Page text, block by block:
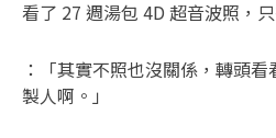
看了 27 週湯包 4D 超音波照，
：「其實不照也沒關係，轉頭
製人啊。」